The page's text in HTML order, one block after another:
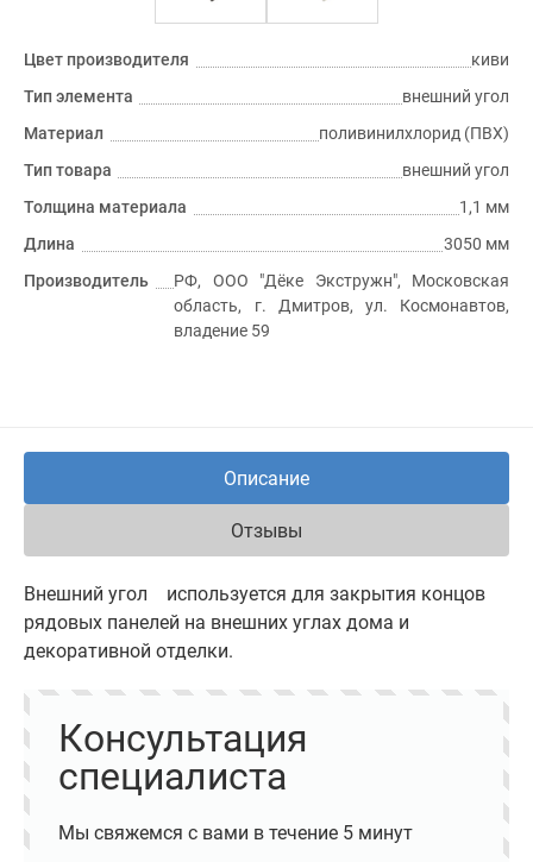
Цвет производителя
киви
Тип элемента
внешний угол
Материал
поливинилхлорид (ПВХ)
Тип товара
внешний угол
Толщина материала
1,1 мм
Длина
3050 мм
Производитель
РФ, ООО "Дёке Экстружн", Московская
область, г. Дмитров, ул. Космонавтов,
владение 59
Описание
Отзывы
Внешний угол используется для закрытия концов
рядовых панелей на внешних углах дома и
декоративной отделки.
Консультация
специалиста
Мы свяжемся с вами в течение 5 минут